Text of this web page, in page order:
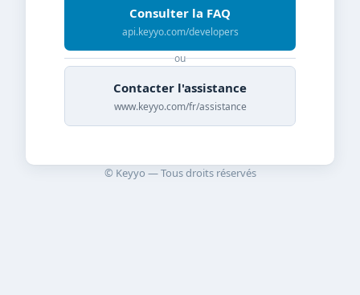
Consulter la FAQ
api.keyyo.com/developers
ou
Contacter l'assistance
www.keyyo.com/fr/assistance
© Keyyo — Tous droits réservés